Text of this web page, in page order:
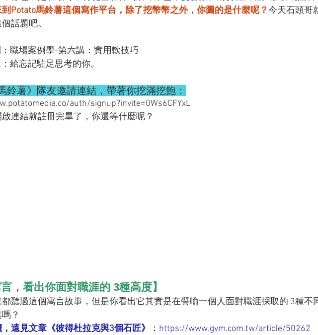
到Potato馬鈴薯這個寫作平台，除了挖幣幣之外，你圖的是什麼呢？今天石頭哥
話題吧。
職場案例學-第六講：實用軟技巧
給忘記駐足思考的你。
鈴薯》隊友邀請連結，帶著你挖滿挖飽：
auth/signup?invite=0Ws6CFYxL
連結就註冊完畢了，你還等什麼呢？
言，看出你面對職涯的 3種高度】
聽過這個寓言故事，但是你看出它其實是在譬喻一個人面對職涯採取的 3種不
？
遠見文章《彼得杜拉克與3個石匠》
：https://www.gvm.com.tw/article/50262